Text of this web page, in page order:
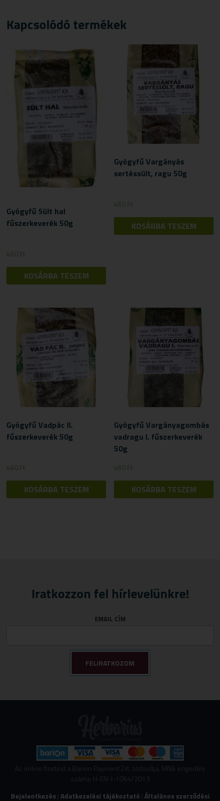
Kapcsolódó termékek
Gyógyfű Sült hal
fűszerkeverék 50g
460Ft
KOSÁRBA TESZEM
Gyógyfű Vargányás
sertéssült, ragu 50g
460Ft
KOSÁRBA TESZEM
Gyógyfű Vadpác II.
fűszerkeverék 50g
460Ft
KOSÁRBA TESZEM
Gyógyfű Vargányagombás
vadragu I. fűszerkeverék
50g
460Ft
KOSÁRBA TESZEM
Iratkozzon fel hírlevelünkre!
EMAIL CÍM
Az online fizetést a Barion Payment Zrt. biztosítja, MNB engedély
száma: H-EN-I-1064/2013
Bejelentkezés |Adatkezelési tájékoztató |Általános szerződési